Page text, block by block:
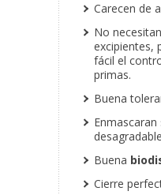
Carecen de
No
excipientes,
fácil el
primas.
Buena
Buena
Cierre